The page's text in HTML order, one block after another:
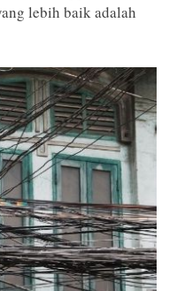
lebih baik adalah